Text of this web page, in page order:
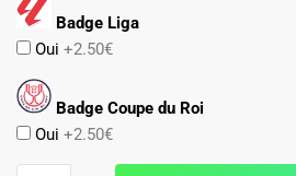
Badge Liga
Oui +2.50€
Badge Coupe du Roi
Oui +2.50€